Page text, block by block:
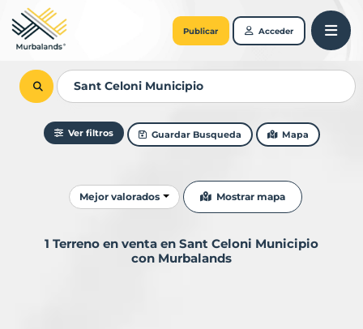
Publicar Acceder
Ver filtros Guardar Busqueda Mapa
Ordenar resultados
Mejor valorados Mostrar mapa
1 Terreno en venta en Sant Celoni Municipio
con Murbalands